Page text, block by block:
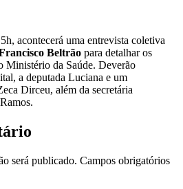
acontecerá uma entrevista coletiva
Beltrão para detalhar os
Ministério da Saúde. Deverão
a deputada Luciana e um
Dirceu, além da secretária
será publicado. Campos obrigatórios